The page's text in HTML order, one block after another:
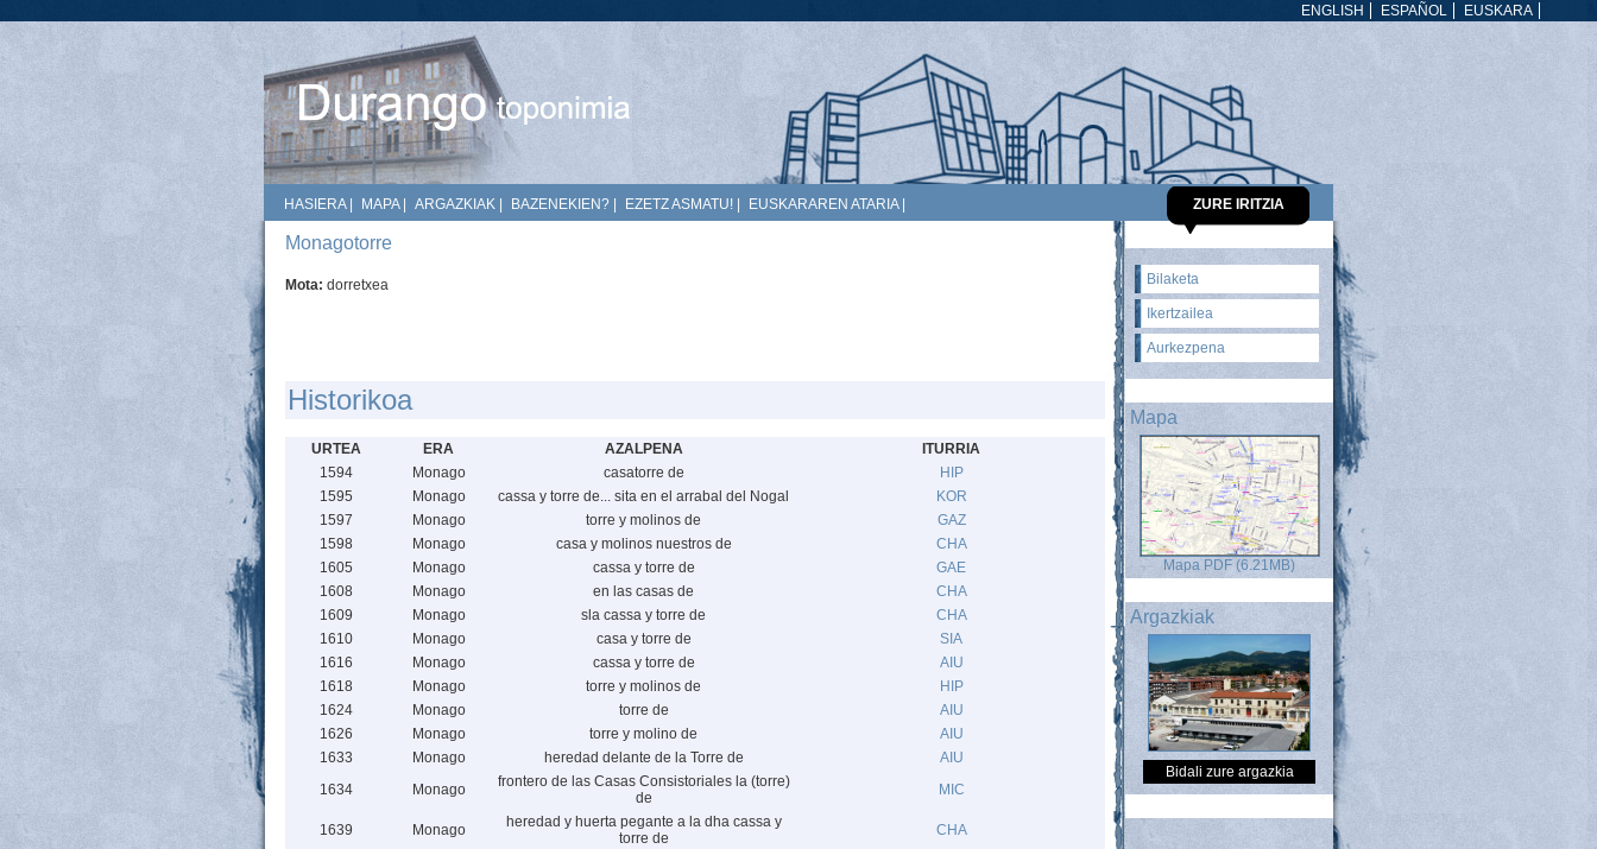
EUSKARA
ESPAÑOL
ENGLISH
HASIERA| MAPA| ARGAZKIAK BAZENEKIEN? EZETZ ASMATU! EUSKARAREN ATARIA| ZURE IRITZIA
Monagotorre
Mota: dorretxea
Historikoa
URTEA ERA AZALPENA
ITURRIA
1594
Monago casatorre de
HIP
1595
Monago cassa y torre de... sita en el arrabal del Nogal
KOR
1597
Monago torre y molinos de
GAZ
1598
Monago casa y molinos nuestros de
CHA
1605
Monago cassa y torre de
GAE
1608
Monago en las casas de
CHA
1609
Monago sla cassa y torre de
CHA
1610
Monago casa y torre de
SIA
1616
Monago cassa y torre de
AIU
1618
Monago torre y molinos de
HIP
1624
Monago torre de
AIU
1626
Monago torre y molino de
AIU
1633
Monago heredad delante de la Torre de
AIU
1634
Monago
frontero de las Casas Consistoriales la (torre)
de
MIC
1639 Monago
heredad y huerta pegante a la dha cassa y
torre de
CHA
Bilaketa
Ikertzailea
Aurkezpena
Mapa
Mapa PDF (6.21MB)
Argazkiak
Bidali zure argazkia